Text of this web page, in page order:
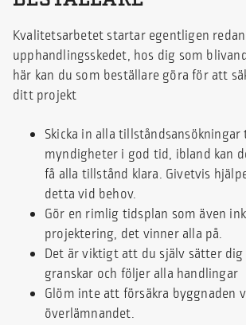
Kvalitetsarbetet startar egentligen
upphandlingsskedet, hos dig som
här kan du som beställare göra för att
ditt projekt
Skicka in alla
myndigheter i god tid, ibland kan
få alla tillstånd klara. Givetvis
detta vid behov.
Gör en rimlig tidsplan som även
projektering, det vinner alla på.
Det är viktigt att du själv sätter
granskar och följer alla handlingar
Glöm inte att försäkra byggnaden
överlämnandet.